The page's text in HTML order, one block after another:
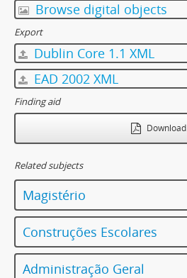
Browse digital objects
Export
Dublin Core 1.1 XML
EAD 2002 XML
Finding aid
Download
Related subjects
Magistério
Construções Escolares
Administração Geral